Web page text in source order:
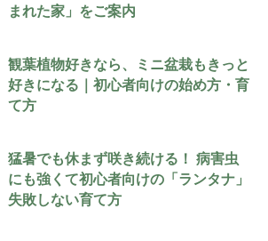
まれた家」をご案内
観葉植物好きなら、ミニ盆栽もきっと
好きになる｜初心者向けの始め方・育
て方
猛暑でも休まず咲き続ける！ 病害虫
にも強くて初心者向けの「ランタナ」
失敗しない育て方